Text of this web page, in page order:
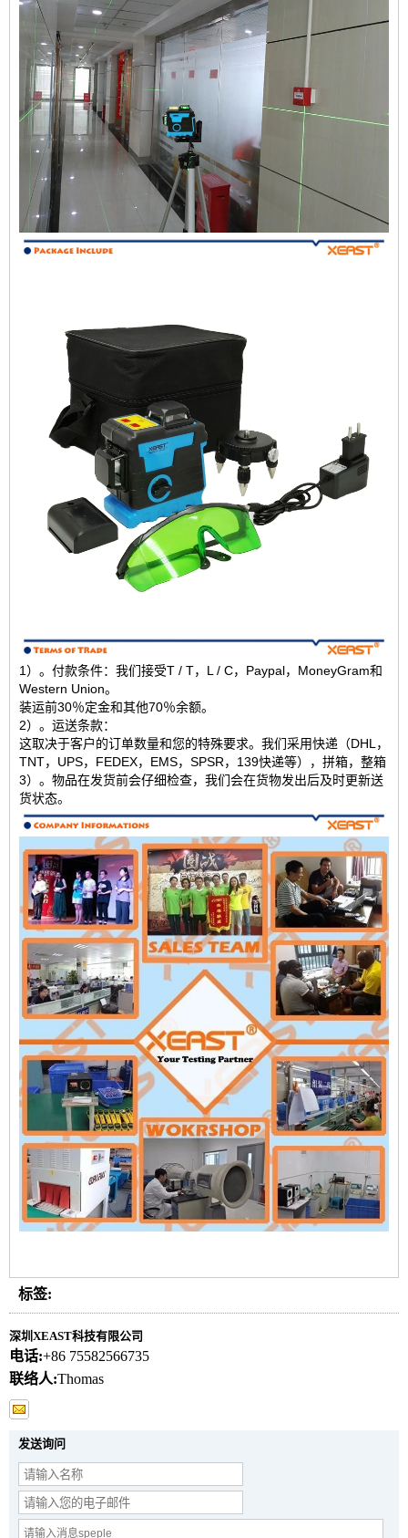
1）。付款条件：我们接受T / T，L / C，Paypal，MoneyGram和
Western Union。
装运前30％定金和其他70％余额。
2）。运送条款：
这取决于客户的订单数量和您的特殊要求。我们采用快递（DHL，
TNT，UPS，FEDEX，EMS，SPSR，139快递等），拼箱，整箱
3）。物品在发货前会仔细检查，我们会在货物发出后及时更新送
货状态。
标签:
深圳XEAST科技有限公司
电话:+86 75582566735
联络人:Thomas
发送询问